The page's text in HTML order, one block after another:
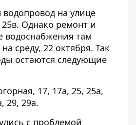
на улице
25в. Однако ремонт и
водоснабжения там
среду, 22 октября. Так
остаются следующие
17, 17а, 25, 25а,
29, 29а.
с проблемой